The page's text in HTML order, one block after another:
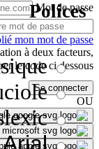
Mot de passe
mon mot de passe.
à deux facteurs,
le code ci dessous :
Se connecter
OU
Polices
Arial